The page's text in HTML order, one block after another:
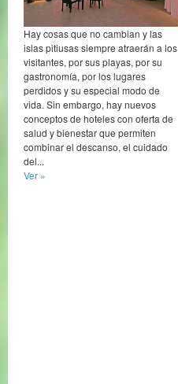
Hay cosas que no cambian y las
islas pitiusas siempre atraerán a los
visitantes, por sus playas, por su
gastronomía, por los lugares
perdidos y su especial modo de
vida. Sin embargo, hay nuevos
conceptos de hoteles con oferta de
salud y bienestar que permiten
combinar el descanso, el cuidado
del...
Ver »